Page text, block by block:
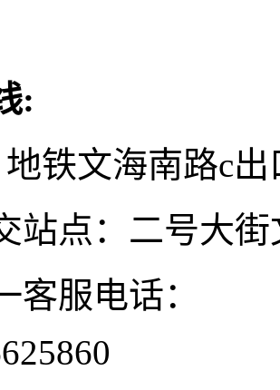
:
铁文海南路c出
站点：二号大
客服电话：